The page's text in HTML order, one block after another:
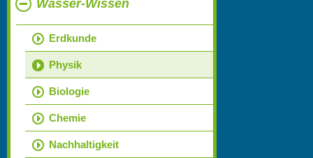
Wasser-Wissen
Erdkunde
Physik
Biologie
Chemie
Nachhaltigkeit